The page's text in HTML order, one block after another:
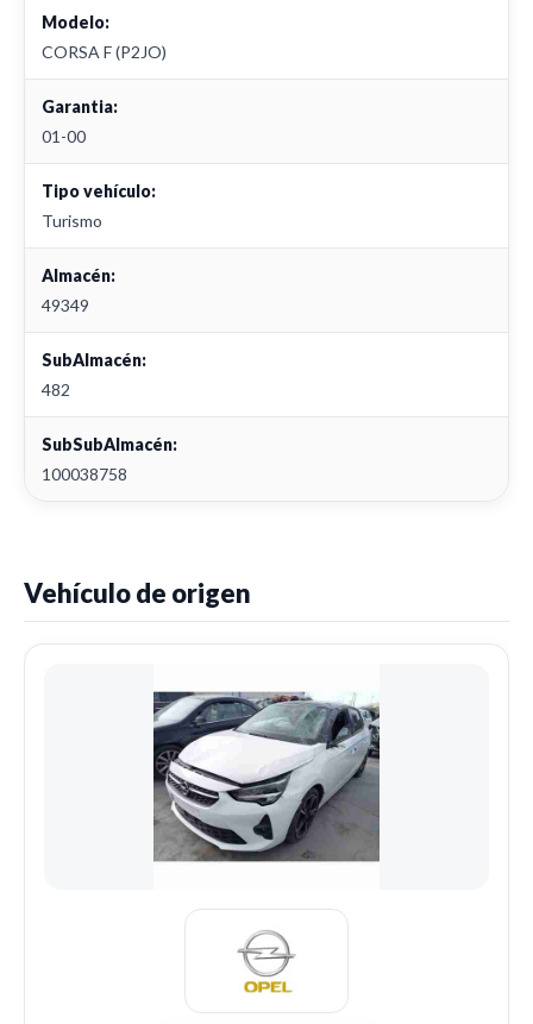
Modelo:
CORSA F (P2JO)
Garantia:
01-00
Tipo vehículo:
Turismo
Almacén:
49349
SubAlmacén:
482
SubSubAlmacén:
100038758
Vehículo de origen